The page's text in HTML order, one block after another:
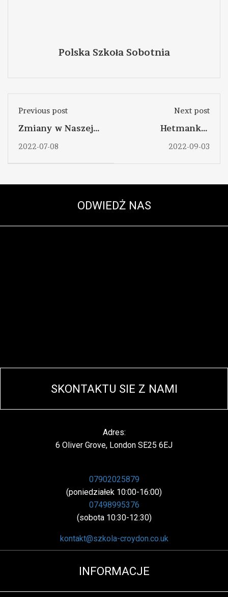
Polska Szkoła Sobotnia
Previous post
Zmiany w Naszej
Hetmańskiej
2022-07-08
Next post
Hetmanki i
Husaria „ On The
2022-09-03
ODWIEDŻ NAS
SKONTAKTU SIE Z NAMI
Adres:
6 Oliver Grove, London SE25 6EJ
07902025879
(poniedziałek 10:00-16:00)
07498995376
(sobota 10:30-12:30)
kontakt@szkola-croydon.co.uk
INFORMACJE